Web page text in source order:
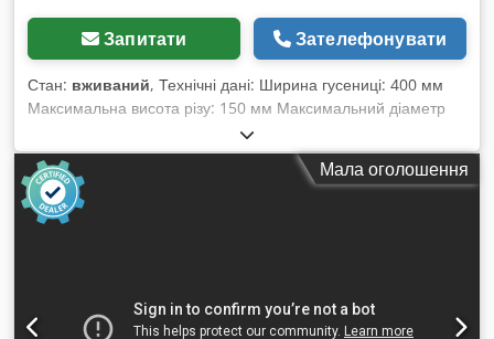
Запитати Зателефонувати
Стан: вживаний, Технічні дані: Ширина гусениці: 400 мм
Максимальна висота різу: 150 мм Максимальний діаметр
пилки: 450 мм Мінімальна довжина заготовки: 700 мм
Плавне регулювання подачі Автоматична система
змащування Djdpfx Ajh Tkbkoaysck Антивідбійний захист
Відвідний патрубок: 300 мм Аварійний вимикач Живлення:
380 В Потужність головного двигуна: 55 кВт Габаритні
Мала оголошення